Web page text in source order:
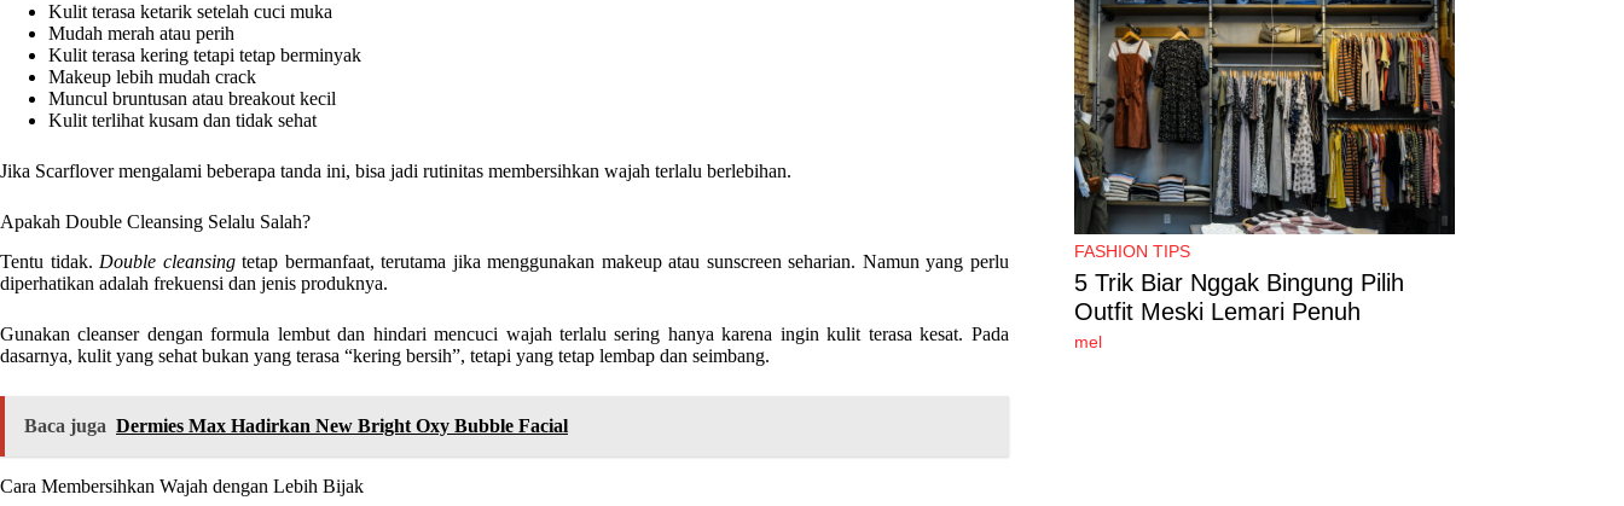
Kulit terasa ketarik setelah cuci muka
Mudah merah atau perih
Kulit terasa kering tetapi tetap berminyak
Makeup lebih mudah crack
Muncul bruntusan atau breakout kecil
Kulit terlihat kusam dan tidak sehat
Jika Scarflover mengalami beberapa tanda ini, bisa jadi rutinitas membersihkan wajah terlalu berlebihan.
Apakah Double Cleansing Selalu Salah?
Tentu tidak. Double cleansingtetap bermanfaat, terutama jika menggunakan makeup atau sunscreen seharian. Namun yang perlu
diperhatikan adalah frekuensi dan jenis produknya.
Gunakan cleanser dengan formula lembut dan hindari mencuci wajah terlalu sering hanya karena ingin kulit terasa kesat. Pada
dasarnya, kulit yang sehat bukan yang terasa “kering bersih”, tetapi yang tetap lembap dan seimbang.
Baca juga Dermies Max Hadirkan New Bright Oxy Bubble Facial
Cara Membersihkan Wajah dengan Lebih Bijak
FASHION TIPS
5 Trik Biar Nggak Bingung Pilih
Outfit Meski Lemari Penuh
mel